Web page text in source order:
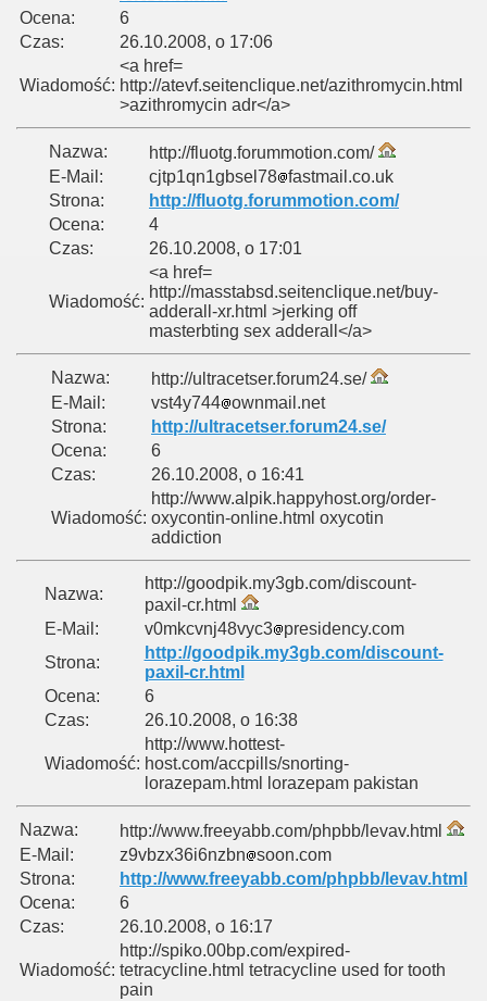
Ocena:
6
Czas:
26.10.2008, o 17:06
Wiadomość:
<a href=
http://atevf.seitenclique.net/azithromycin.html
>azithromycin adr</a>
Nazwa:
http://fluotg.forummotion.com/
E-Mail:
cjtp1qn1gbsel78 fastmail.co.uk
Strona:
http://fluotg.forummotion.com/
Ocena:
4
Czas:
26.10.2008, o 17:01
Wiadomość:
<a href=
http://masstabsd.seitenclique.net/buy-
adderall-xr.html >jerking off
masterbting sex adderall</a>
Nazwa:
http://ultracetser.forum24.se/
E-Mail:
vst4y744 ownmail.net
Strona:
http://ultracetser.forum24.se/
Ocena:
6
Czas:
26.10.2008, o 16:41
Wiadomość:
http://www.alpik.happyhost.org/order-
oxycontin-online.html oxycotin
addiction
Nazwa:
http://goodpik.my3gb.com/discount-
paxil-cr.html
E-Mail:
v0mkcvnj48vyc3
presidency.com
Strona:
http://goodpik.my3gb.com/discount-
paxil-cr.html
Ocena:
6
Czas:
26.10.2008, o 16:38
Wiadomość:
http://www.hottest-
host.com/accpills/snorting-
lorazepam.html lorazepam pakistan
Nazwa:
http://www.freeyabb.com/phpbb/levav.html
E-Mail:
z9vbzx36i6nzbn
soon.com
Strona:
http://www.freeyabb.com/phpbb/levav.html
Ocena:
6
Czas:
26.10.2008, o 16:17
Wiadomość:
http://spiko.00bp.com/expired-
tetracycline.html tetracycline used for tooth
pain